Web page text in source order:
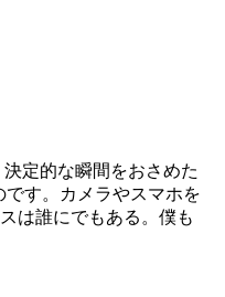
定的な瞬間をおさめた
す。カメラやスマホを
は誰にでもある。僕も